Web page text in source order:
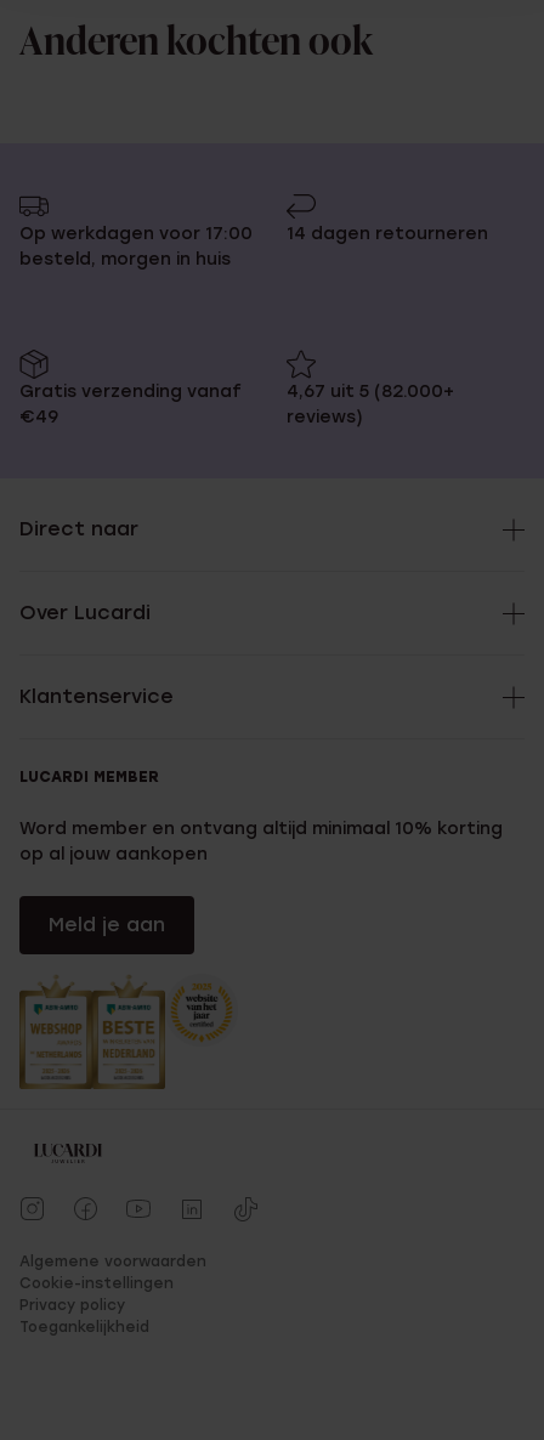
Anderen kochten ook
Op werkdagen voor 17:00
besteld, morgen in huis
14 dagen retourneren
Gratis verzending vanaf
€49
4,67 uit 5 (82.000+
reviews)
Direct naar
Over Lucardi
Klantenservice
LUCARDI MEMBER
Word member en ontvang altijd minimaal 10% korting
op al jouw aankopen
Meld je aan
Algemene voorwaarden
Cookie-instellingen
Privacy policy
Toegankelijkheid